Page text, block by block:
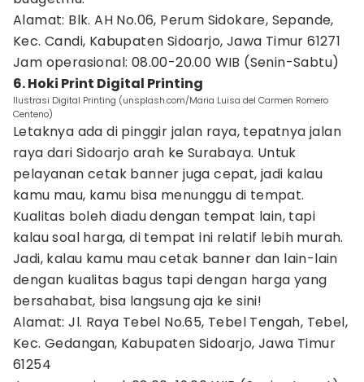
Alamat: Blk. AH No.06, Perum Sidokare, Sepande,
Kec. Candi, Kabupaten Sidoarjo, Jawa Timur 61271
Jam operasional: 08.00-20.00 WIB (Senin-Sabtu)
6. Hoki Print Digital Printing
Ilustrasi Digital Printing (unsplash.com/Maria Luisa del Carmen Romero
Centeno)
Letaknya ada di pinggir jalan raya, tepatnya jalan
raya dari Sidoarjo arah ke Surabaya. Untuk
pelayanan cetak banner juga cepat, jadi kalau
kamu mau, kamu bisa menunggu di tempat.
Kualitas boleh diadu dengan tempat lain, tapi
kalau soal harga, di tempat ini relatif lebih murah.
Jadi, kalau kamu mau cetak banner dan lain-lain
dengan kualitas bagus tapi dengan harga yang
bersahabat, bisa langsung aja ke sini!
Alamat: Jl. Raya Tebel No.65, Tebel Tengah, Tebel,
Kec. Gedangan, Kabupaten Sidoarjo, Jawa Timur
61254